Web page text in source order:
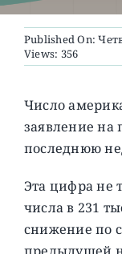
О ПРОЕКТЕ
Published On:
Views: 356
Число
заявление на
последнюю
Эта цифра не
числа в 231
снижение по